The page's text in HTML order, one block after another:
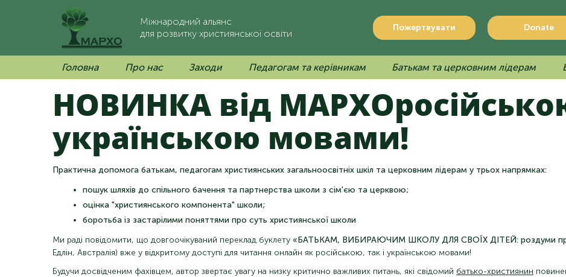
Міжнародний альянс
для розвитку християнської освіти
Пожертвувати Donate
Головна Про нас Заходи Педагогам та керівникам Батькам та церковним лідерам
НОВИНКА від МАРХО
українською мовами!
Практична допомога батькам, педагогам християнських загальноосвітніх шкіл та церковним лідерам у трьох напрямках:
пошук шляхів до спільного бачення та партнерства школи з сім'єю та церквою;
оцінка "християнського компонента" школи;
боротьба із застарілими поняттями про суть християнської школи
Ми раді повідомити, що довгоочікуваний переклад буклету «БАТЬКАМ, ВИБИРАЮЧИМ ШКОЛУ ДЛЯ СВОЇХ ДІТЕЙ: роздуми
Едлін, Австралія) вже у відкритому доступі для читання онлайн як російською, так і українською мовами!
Будучи досвідченим фахівцем, автор звертає увагу на низку критично важливих питань, які свідомий батько-християнин